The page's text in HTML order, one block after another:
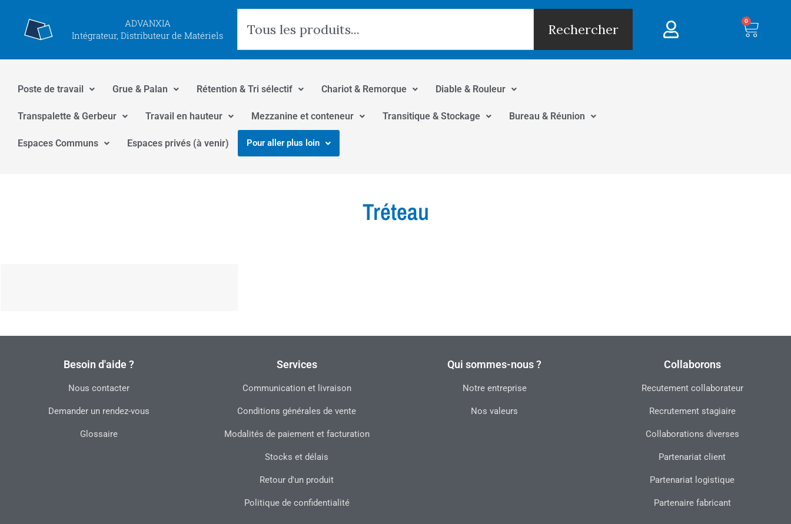
contenu
ADVANXIA
Intégrateur, Distributeur de Matériels
Rechercher
0
Poste de travail Grue & Palan Rétention & Tri sélectif Chariot & Remorque Diable & Rouleur
Transpalette & Gerbeur Travail en hauteur Mezzanine et conteneur Transitique & Stockage Bureau & Réunion
Espaces Communs Espaces privés (à venir) Pour aller plus loin
Tréteau
Besoin d'aide ?
Nous contacter
Demander un rendez-vous
Glossaire
Services
Communication et livraison
Conditions générales de vente
Modalités de paiement et facturation
Stocks et délais
Retour d'un produit
Politique de confidentialité
Qui sommes-nous ?
Notre entreprise
Nos valeurs
Collaborons
Recutement collaborateur
Recrutement stagiaire
Collaborations diverses
Partenariat client
Partenariat logistique
Partenaire fabricant